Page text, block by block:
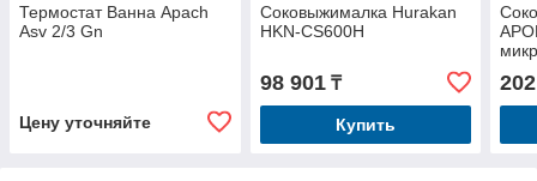
Термостат Ванна Apach
Asv 2/3 Gn
Цену уточняйте
Соковыжималка Hurakan
HKN-CS600H
98 901₸
Купить